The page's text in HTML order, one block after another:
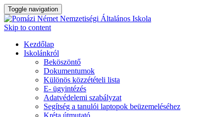
Toggle navigation
Skip to content
Kezdőlap
Iskolánkról
Beköszöntő
Dokumentumok
Különös közzétételi lista
E- ügyintézés
Adatvédelemi szabályzat
Segítség a tanulói laptopok beüzemeléséhez
Kréta útmutató